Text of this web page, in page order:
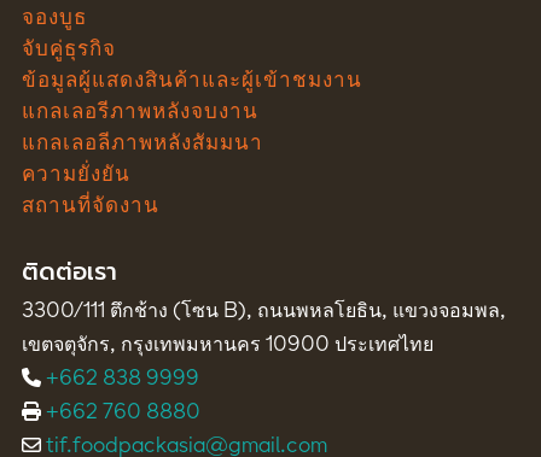
จองบูธ
จับคู่ธุรกิจ
ข้อมูลผู้แสดงสินค้าและผู้เข้าชมงาน
แกลเลอรีภาพหลังจบงาน
แกลเลอลีภาพหลังสัมมนา
ความยั่งยัน
สถานที่จัดงาน
ติดต่อเรา
3300/111 ตึกช้าง (โซน B), ถนนพหลโยธิน, แขวงจอมพล,
เขตจตุจักร, กรุงเทพมหานคร 10900 ประเทศไทย
+662 838 9999
+662 760 8880
tif.foodpackasia@gmail.com